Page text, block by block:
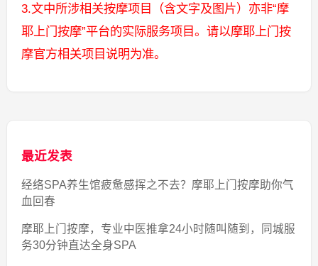
3.文中所涉相关按摩项目（含文字及图片）亦非“摩
耶上门按摩”平台的实际服务项目。请以摩耶上门按
摩官方相关项目说明为准。
最近发表
经络SPA养生馆疲惫感挥之不去？摩耶上门按摩助你气
血回春
摩耶上门按摩，专业中医推拿24小时随叫随到，同城服
务30分钟直达全身SPA